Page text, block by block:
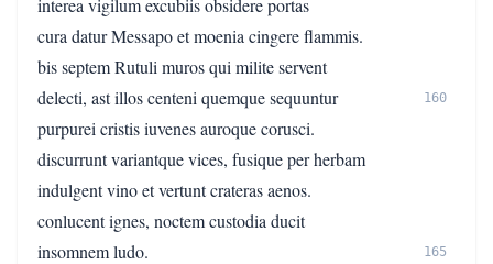
interea vigilum excubiis obsidere portas
cura datur Messapo et moenia cingere flammis.
bis septem Rutuli muros qui milite servent
delecti, ast illos centeni quemque sequuntur
160
purpurei cristis iuvenes auroque corusci.
discurrunt variantque vices, fusique per herbam
indulgent vino et vertunt crateras aenos.
conlucent ignes, noctem custodia ducit
insomnem ludo.
165